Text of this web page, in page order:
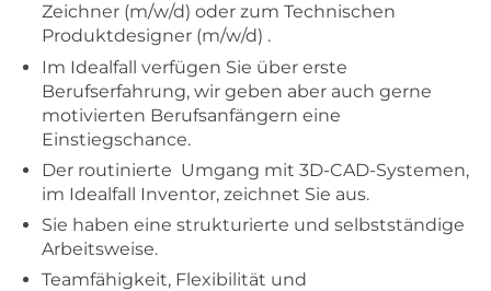
Zeichner (m/w/d) oder zum Technischen
Produktdesigner (m/w/d) .
Im Idealfall verfügen Sie über erste
Berufserfahrung, wir geben aber auch gerne
motivierten Berufsanfängern eine
Einstiegschance.
Der routinierte Umgang mit 3D-CAD-Systemen,
im Idealfall Inventor, zeichnet Sie aus.
Sie haben eine strukturierte und selbstständige
Arbeitsweise.
Teamfähigkeit, Flexibilität und